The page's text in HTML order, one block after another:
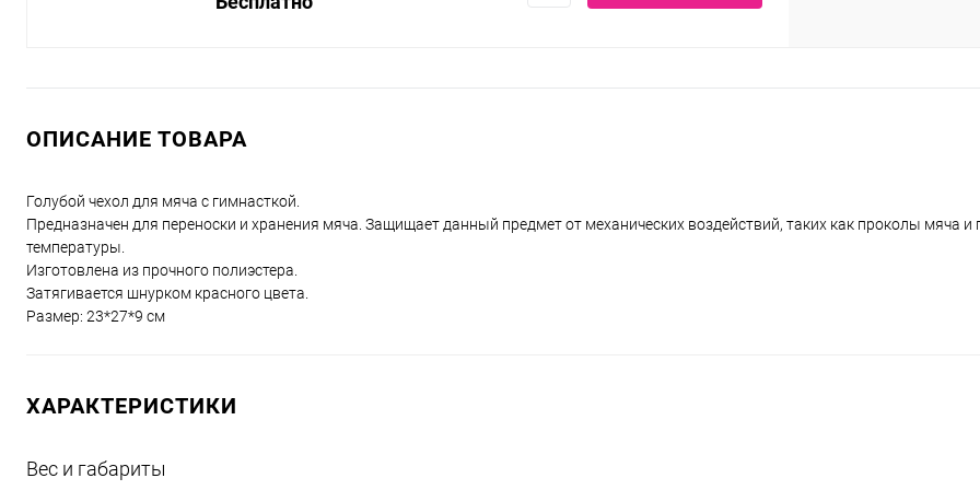
ОПИСАНИЕ ТОВАРА
Голубой чехол для мяча с гимнасткой.
Предназначен для переноски и хранения мяча. Защищает данный предмет от механических воздействий, таких как проколы мяча и
температуры.
Изготовлена из прочного полиэстера.
Затягивается шнурком красного цвета.
Размер: 23*27*9 см
ХАРАКТЕРИСТИКИ
Вес и габариты